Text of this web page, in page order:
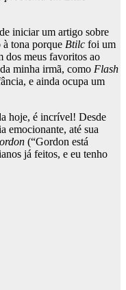
iniciar um artigo sobre
à tona porque Btilc foi um
dos meus favoritos ao
minha irmã, como Flash
e ainda ocupa um
hoje, é incrível! Desde
emocionante, até sua
(“Gordon está
já feitos, e eu tenho